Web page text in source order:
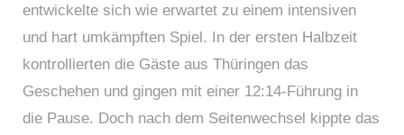
entwickelte sich wie erwartet zu einem intensiven
und hart umkämpften Spiel. In der ersten Halbzeit
kontrollierten die Gäste aus Thüringen das
Geschehen und gingen mit einer 12:14-Führung in
die Pause. Doch nach dem Seitenwechsel kippte das